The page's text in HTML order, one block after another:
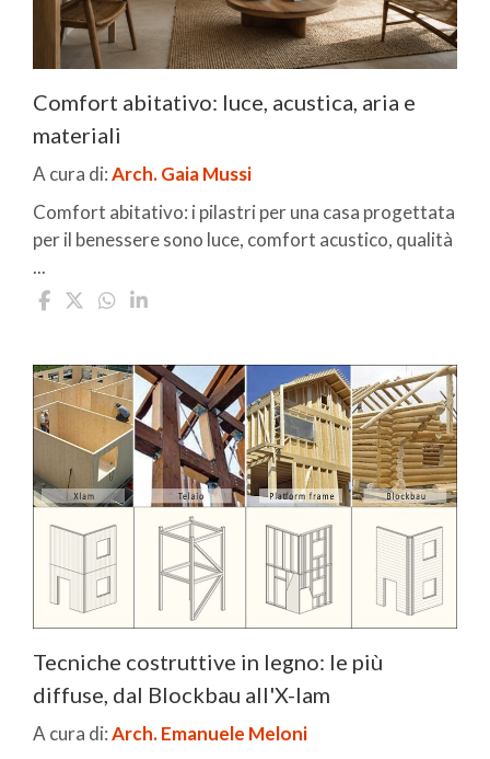
Comfort abitativo: luce, acustica, aria e
materiali
A cura di:Arch. Gaia Mussi
Comfort abitativo: i pilastri per una casa progettata
per il benessere sono luce, comfort acustico, qualità
...
Tecniche costruttive in legno: le più
diffuse, dal Blockbau all'X-lam
A cura di:Arch. Emanuele Meloni